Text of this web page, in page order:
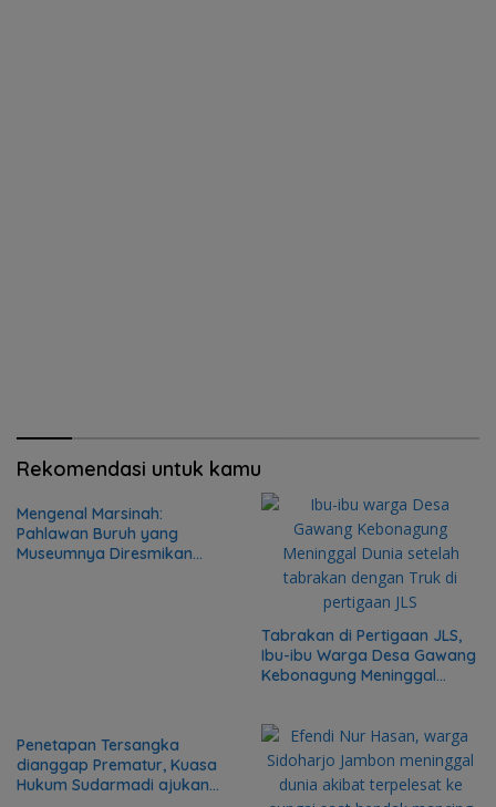
Rekomendasi untuk kamu
Mengenal Marsinah:
Pahlawan Buruh yang
Museumnya Diresmikan
Tabrakan di Pertigaan JLS,
Ibu-ibu Warga Desa Gawang
Kebonagung Meninggal
Penetapan Tersangka
dianggap Prematur, Kuasa
Hukum Sudarmadi ajukan